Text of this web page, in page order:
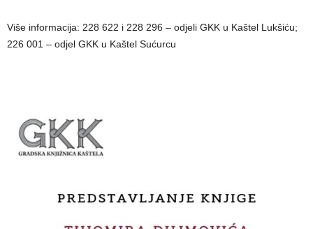
Više informacija: 228 622 i 228 296 – odjeli GKK u Kaštel Lukšiću;
226 001 – odjel GKK u Kaštel Sućurcu